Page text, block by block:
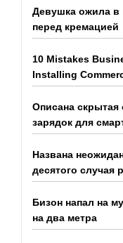
Девушка ожила в
перед кремацией
10 Mistakes
Installing
Описана
зарядок для
Названа
десятого случая
Бизон напал на
на два метра